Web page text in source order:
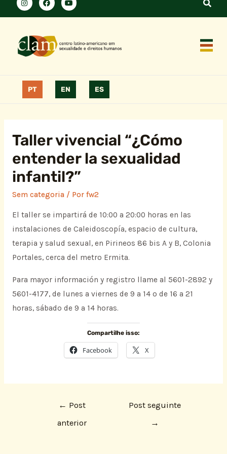
PT EN ES
Taller vivencial “¿Cómo
entender la sexualidad
infantil?”
Sem categoria/ Por fw2
El taller se impartirá de 10:00 a 20:00 horas en las
instalaciones de Caleidoscopía, espacio de cultura,
terapia y salud sexual, en Pirineos 86 bis A y B, Colonia
Portales, cerca del metro Ermita.
Para mayor información y registro llame al 5601-2892 y
5601-4177, de lunes a viernes de 9 a 14 o de 16 a 21
horas, sábado de 9 a 14 horas.
Compartilhe isso:
Facebook X
← Post
anterior
Post seguinte
→